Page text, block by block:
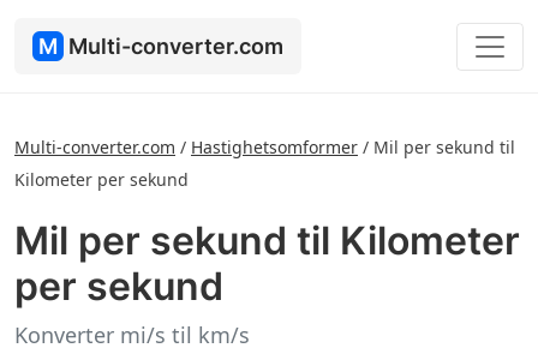
M Multi-converter.com
Multi-converter.com / Hastighetsomformer / Mil per sekund til
Kilometer per sekund
Mil per sekund til Kilometer
per sekund
Konverter mi/s til km/s